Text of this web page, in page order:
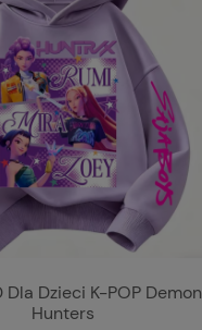
Dla Dzieci K-POP Demon
Hunters